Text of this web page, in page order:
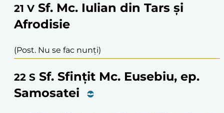
21 V Sf. Mc. Iulian din Tars și
Afrodisie
(Post. Nu se fac nunți)
22 S Sf. Sfințit Mc. Eusebiu, ep.
Samosatei